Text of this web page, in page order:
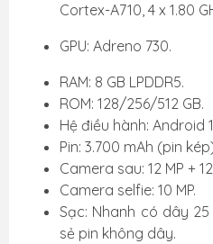
Cortex-A710, 4 x 1.80
GPU: Adreno 730.
RAM: 8 GB LPDDR5.
ROM: 128/256/512 GB.
Hệ điều hành: Android
Pin: 3.700 mAh (pin
Camera sau: 12 MP + 12
Camera selfie: 10 MP.
Sạc: Nhanh có dây
sẻ pin không dây.